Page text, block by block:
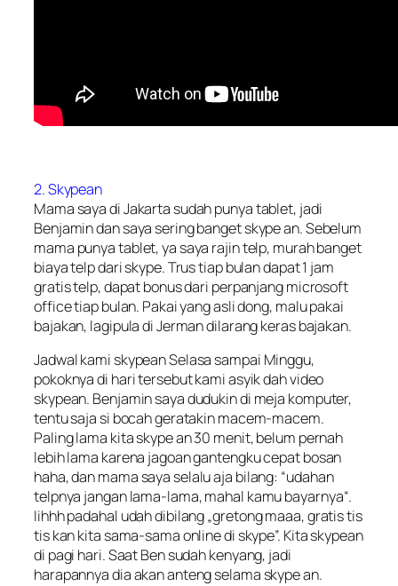
2. Skypean
Mama saya di Jakarta sudah punya tablet, jadi
Benjamin dan saya sering banget skype an. Sebelum
mama punya tablet, ya saya rajin telp, murah banget
biaya telp dari skype. Trus tiap bulan dapat 1 jam
gratis telp, dapat bonus dari perpanjang microsoft
office tiap bulan. Pakai yang asli dong, malu pakai
bajakan, lagipula di Jerman dilarang keras bajakan.
Jadwal kami skypean Selasa sampai Minggu,
pokoknya di hari tersebut kami asyik dah video
skypean. Benjamin saya dudukin di meja komputer,
tentu saja si bocah geratakin macem-macem.
Paling lama kita skype an 30 menit, belum pernah
lebih lama karena jagoan gantengku cepat bosan
haha, dan mama saya selalu aja bilang: “udahan
telpnya jangan lama-lama, mahal kamu bayarnya“.
Iihhh padahal udah dibilang „gretong maaa, gratis tis
tis kan kita sama-sama online di skype”. Kita skypean
di pagi hari. Saat Ben sudah kenyang, jadi
harapannya dia akan anteng selama skype an.